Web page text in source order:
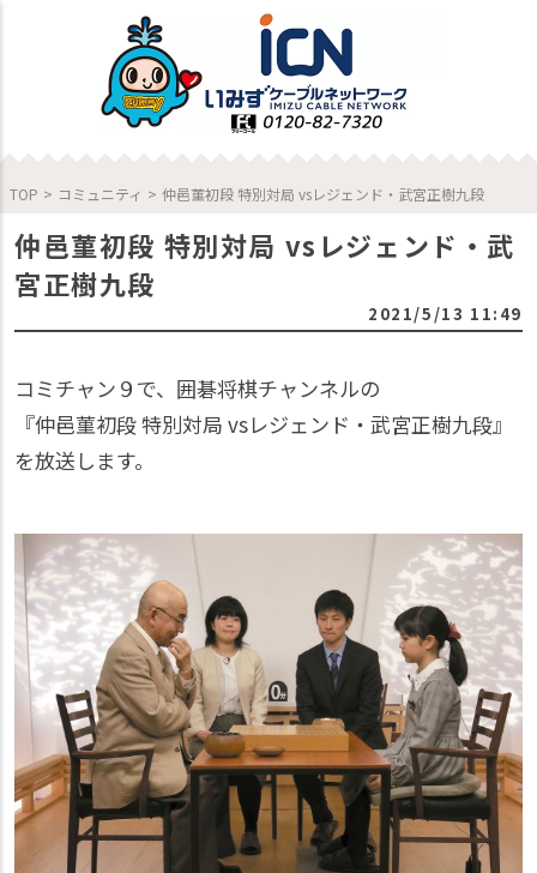
TOP > コミュニティ > 仲邑菫初段 特別対局 vsレジェンド・武宮正樹九段
仲邑菫初段 特別対局 vsレジェンド・武
宮正樹九段
2021/5/13 11:49
コミチャン９で、囲碁将棋チャンネルの
『仲邑菫初段 特別対局 vsレジェンド・武宮正樹九段』
を放送します。